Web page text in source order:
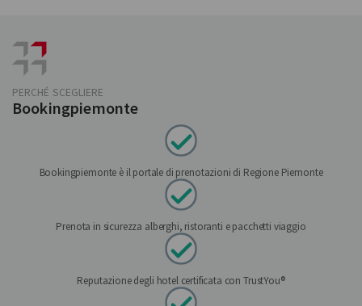
PERCHÉ SCEGLIERE
Bookingpiemonte
Bookingpiemonte è il portale di prenotazioni di Regione Piemonte
Prenota in sicurezza alberghi, ristoranti e pacchetti viaggio
Reputazione degli hotel certificata con TrustYou®